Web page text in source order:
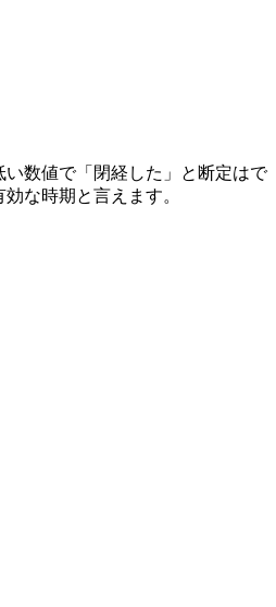
数値で「閉経した」と断定はで
な時期と言えます。